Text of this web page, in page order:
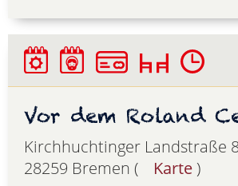
Vor dem Roland
Kirchhuchtinger Landstraße
28259 Bremen (
Karte )